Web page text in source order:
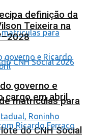
matrículas para
do CNH Social
definição da
Teixeira na
governo e
cargo em abril